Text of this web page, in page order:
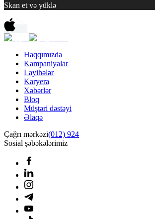
Skan et və yüklə
Haqqımızda
Kampaniyalar
Layihələr
Karyera
Xəbərlər
Bloq
Müştəri dəstəyi
Əlaqə
Çağrı mərkəzi(012) 924
Sosial şəbəkələrimiz